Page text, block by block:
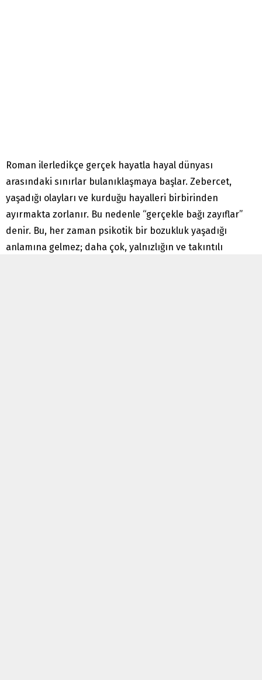
Roman ilerledikçe gerçek hayatla hayal dünyası
arasındaki sınırlar bulanıklaşmaya başlar. Zebercet,
yaşadığı olayları ve kurduğu hayalleri birbirinden
ayırmakta zorlanır. Bu nedenle “gerçekle bağı zayıflar”
denir. Bu, her zaman psikotik bir bozukluk yaşadığı
anlamına gelmez; daha çok, yalnızlığın ve takıntılı